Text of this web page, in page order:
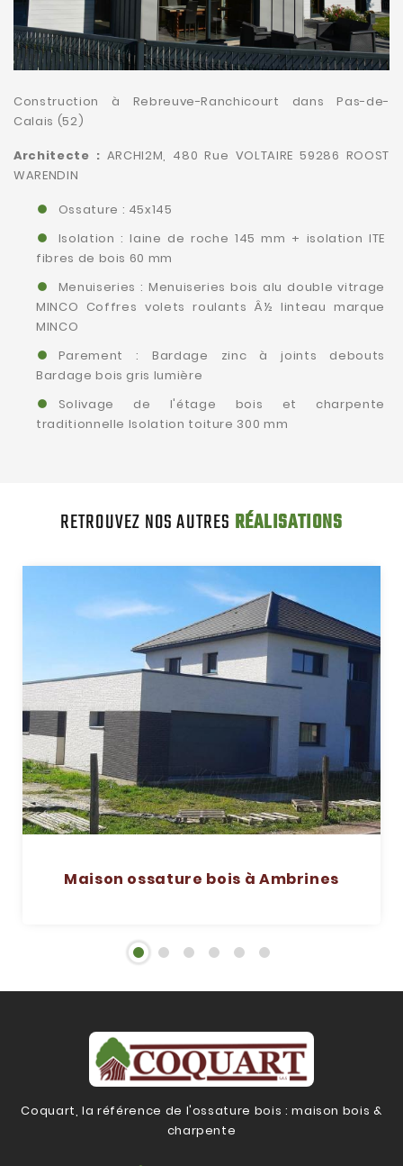
Construction à Rebreuve-Ranchicourt dans Pas-de-
Calais (52)
Architecte : ARCHI2M, 480 Rue VOLTAIRE 59286 ROOST
WARENDIN
Ossature : 45x145
Isolation : laine de roche 145 mm + isolation ITE
fibres de bois 60 mm
Menuiseries : Menuiseries bois alu double vitrage
MINCO Coffres volets roulants Â½ linteau marque
MINCO
Parement : Bardage zinc à joints debouts
Bardage bois gris lumière
Solivage de l'étage bois et charpente
traditionnelle Isolation toiture 300 mm
RETROUVEZ NOS AUTRES RÉALISATIONS
Maison ossature bois à Ambrines
Coquart, la référence de l'ossature bois : maison bois &
charpente